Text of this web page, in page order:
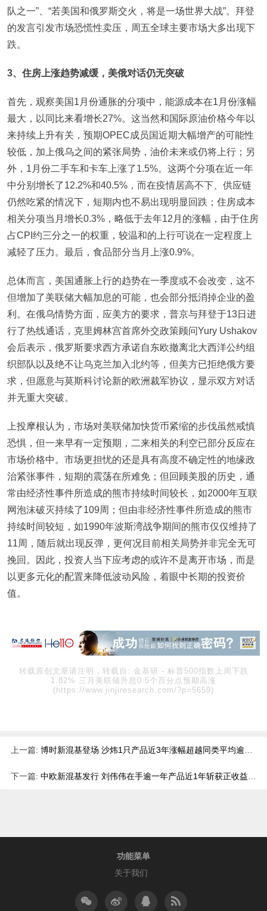
队之一”、“若美国和俄罗斯交火，将是一场世界大战”。拜登
的发言引发市场恐慌性卖压，周五全球主要市场大多出现下
跌。
3、住房上涨趋势减缓，美俄对话仍无突破
首先，观察美国1月份通胀的分项中，能源成本在1月份涨幅
最大，以同比来看增长27%。这当然和国际原油价格今年以
来持续上升有关，预期OPEC成员国近期大幅增产的可能性
较低，加上俄乌之间的紧张局势，油价未来或仍将上行；另
外，1月份二手车和卡车上涨了1.5%。这两个分项在近一年
中分别增长了12.2%和40.5%，而在疫情居高不下、供应链
仍然吃紧的情况下，短期内也不易出现明显回跌；住房成本
相关分项当月增长0.3%，略低于去年12月的涨幅，由于住房
占CPI约三分之一的权重，较温和的上行可说在一定程度上
减轻了压力。最后，食品部分当月上涨0.9%。
总体而言，美国通胀上行的趋势在一季度或不会改变，这不
但增加了美联储大幅加息的可能，也会部分抵消掉企业的盈
利。在俄乌情势方面，应美方的要求，普京与拜登于13日进
行了热线通话，克里姆林宫首席外交政策顾问Yury Ushakov
会后表示，俄罗斯要求西方承诺自东欧撤离北大西洋公约组
织部队以及绝不让乌克兰加入北约等，但美方已拒绝俄方要
求，但愿意与莫斯科讨论新的欧洲裁军协议，显示双方对话
并无重大突破。
上投摩根认为，市场对美联储加快货币紧缩的步伐虽然戒慎
恐惧，但一来早有一定预期，二来相关的利空已部分反应在
市场价格中。市场更担忧的还是具有高度不确定性的地缘政
治紧张事件，短期的震荡在所难免；但回顾美股的历史，通
常由经济性事件所造成的熊市持续时间较长，如2000年互联
网泡沫破灭持续了109周；但由非经济性事件所造成的熊市
持续时间较短，如1990年波斯湾战争期间的熊市仅仅维持了
11周，随后就出现反弹，更何况目前相关局势并非完全无可
挽回。因此，投资人当下应考虑的或许不是离开市场，而是
以更多元化的配置来降低波动风险，着眼中长期的投资价
值。
转载原创文章请注明，转载自: 金基研 - 标普500指数上周下跌
1.82% 三月美联储升息0.5个百分点预期高涨
(https://www.jinjiresearch.com/?p=5659)
上一篇: 博时新混基登场 沙炜1只产品近3年涨幅超越同类平均逾30%
下一篇: 中欧新混基发行 刘伟伟在手逾一年产品近1年斩获正收益排名优秀
功能菜单
关于我们